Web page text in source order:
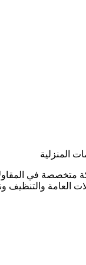
المنزلية
العامة والتنظيف